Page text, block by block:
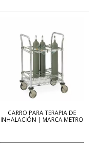
CARRO PARA TERAPIA DE
INHALACIÓN | MARCA METRO